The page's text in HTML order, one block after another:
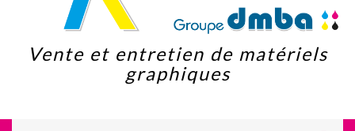
Vente et entretien de matériels
graphiques